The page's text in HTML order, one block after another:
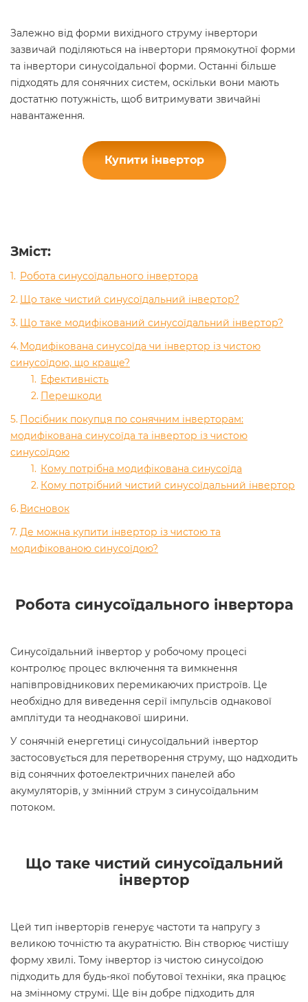
Залежно від форми вихідного струму інвертори
зазвичай поділяються на інвертори прямокутної форми
та інвертори синусоїдальної форми. Останні більше
підходять для сонячних систем, оскільки вони мають
достатню потужність, щоб витримувати звичайні
навантаження.
Купити інвертор
Зміст:
Робота синусоїдального інвертора
Що таке чистий синусоїдальний інвертор?
Що таке модифікований синусоїдальний інвертор?
Модифікована синусоїда чи інвертор із чистою
синусоїдою, що краще?
Ефективність
Перешкоди
Посібник покупця по сонячним інверторам:
модифікована синусоїда та інвертор із чистою
синусоїдою
Кому потрібна модифікована синусоїда
Кому потрібний чистий синусоїдальний інвертор
Висновок
Де можна купити інвертор із чистою та
модифікованою синусоїдою?
Робота синусоїдального інвертора
Синусоїдальний інвертор у робочому процесі
контролює процес включення та вимкнення
напівпровідникових перемикаючих пристроїв. Це
необхідно для виведення серії імпульсів однакової
амплітуди та неоднакової ширини.
У сонячній енергетиці синусоїдальний інвертор
застосовується для перетворення струму, що надходить
від сонячних фотоелектричних панелей або
акумуляторів, у змінний струм з синусоїдальним
потоком.
Що таке чистий синусоїдальний
інвертор
Цей тип інверторів генерує частоти та напругу з
великою точністю та акуратністю. Він створює чистішу
форму хвилі. Тому інвертор із чистою синусоїдою
підходить для будь-якої побутової техніки, яка працює
на змінному струмі. Ще він добре підходить для